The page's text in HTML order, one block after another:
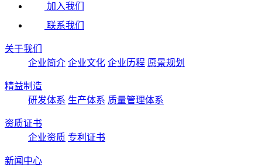
加入我们
联系我们
关于我们
企业简介 企业文化 企业历程 愿景规划
精益制造
研发体系 生产体系 质量管理体系
资质证书
企业资质 专利证书
新闻中心